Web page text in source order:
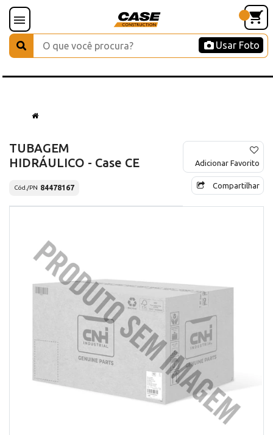
Usar Foto
TUBAGEM
HIDRÁULICO - Case CE
Cód./PN 84478167
Adicionar Favorito
Compartilhar